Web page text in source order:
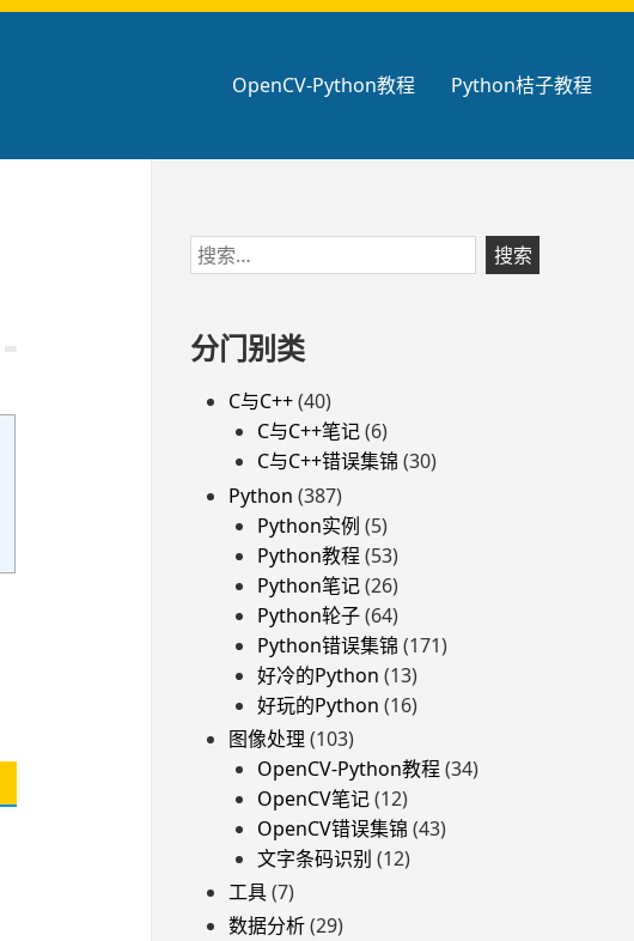
OpenCV-Python教程 Python桔子教程
跳
至
脚
搜
索：
分门别类
C与C++(40)
C与C++笔记(6)
C与C++错误集锦 (30)
Python (387)
Python实例 (5)
Python教程 (53)
Python笔记(26)
Python轮子(64)
Python错误集锦 (171)
好冷的Python (13)
好玩的Python (16)
图像处理 (103)
OpenCV-Python教程 (34)
OpenCV笔记(12)
OpenCV错误集锦 (43)
文字条码识别 (12)
工具(7)
数据分析(29)